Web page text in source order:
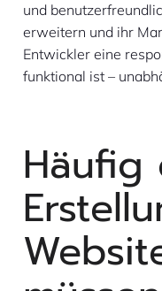
und
erweitern und ihr
Entwickler eine
funktional ist –
Häufig